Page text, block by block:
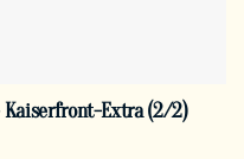
Kaiserfront-Extra (2/2)